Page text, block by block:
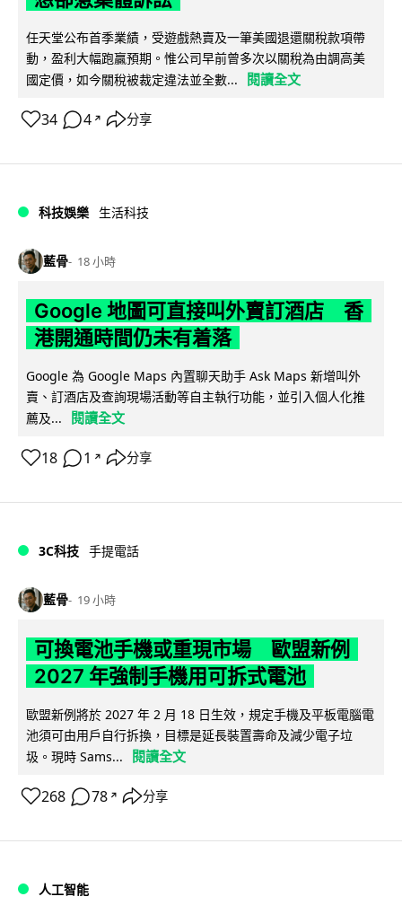
任天堂公布首季業績，受遊戲熱賣及一筆美國退還關稅款項帶
動，盈利大幅跑贏預期。惟公司早前曾多次以關稅為由調高美
國定價，如今關稅被裁定違法並全數...
閱讀全文
34 4 ↗ 分享
科技娛樂 生活科技
藍骨 18 小時
Google 地圖可直接叫外賣訂酒店 香
港開通時間仍未有着落
Google 為 Google Maps 內置聊天助手 Ask Maps 新增叫外
賣、訂酒店及查詢現場活動等自主執行功能，並引入個人化推
薦及...
閱讀全文
18 1 ↗ 分享
3C科技 手提電話
藍骨 19 小時
可換電池手機或重現市場 歐盟新例
2027 年強制手機用可拆式電池
歐盟新例將於 2027 年 2 月 18 日生效，規定手機及平板電腦電
池須可由用戶自行拆換，目標是延長裝置壽命及減少電子垃
圾。現時 Sams...
閱讀全文
268 78 ↗ 分享
人工智能